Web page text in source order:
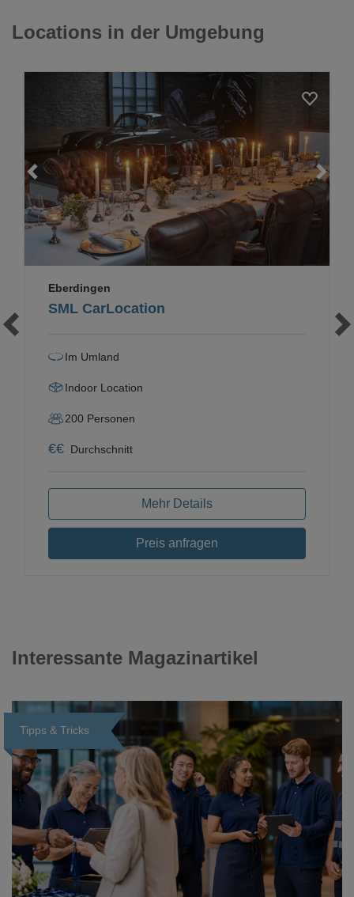
Locations in der Umgebung
Loading...
SML CarLocation
Eberdingen
Im Umland
Indoor Location
200 Personen
€€ Durchschnitt
Mehr Details
Preis anfragen
Interessante Magazinartikel
Tipps & Tricks
Loading...